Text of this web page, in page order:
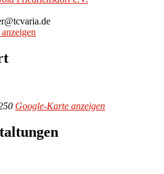
Google-Karte anzeigen